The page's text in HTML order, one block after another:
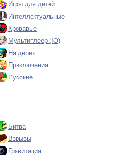
Игры для детей
Интеллектуальные
Кровавые
Мультиплеер (IO)
На двоих
Приключения
Русские
Битва
Взрывы
Гравитация